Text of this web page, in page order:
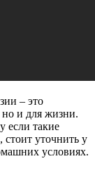
– это
но и для жизни.
если такие
стоит уточнить у
условиях.